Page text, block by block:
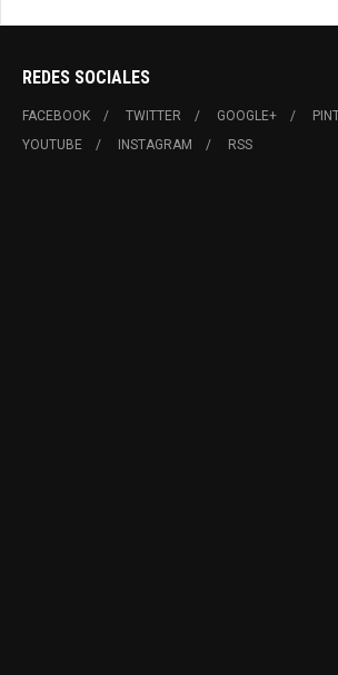
REDES SOCIALES
FACEBOOK TWITTER GOOGLE+
YOUTUBE
INSTAGRAM RSS